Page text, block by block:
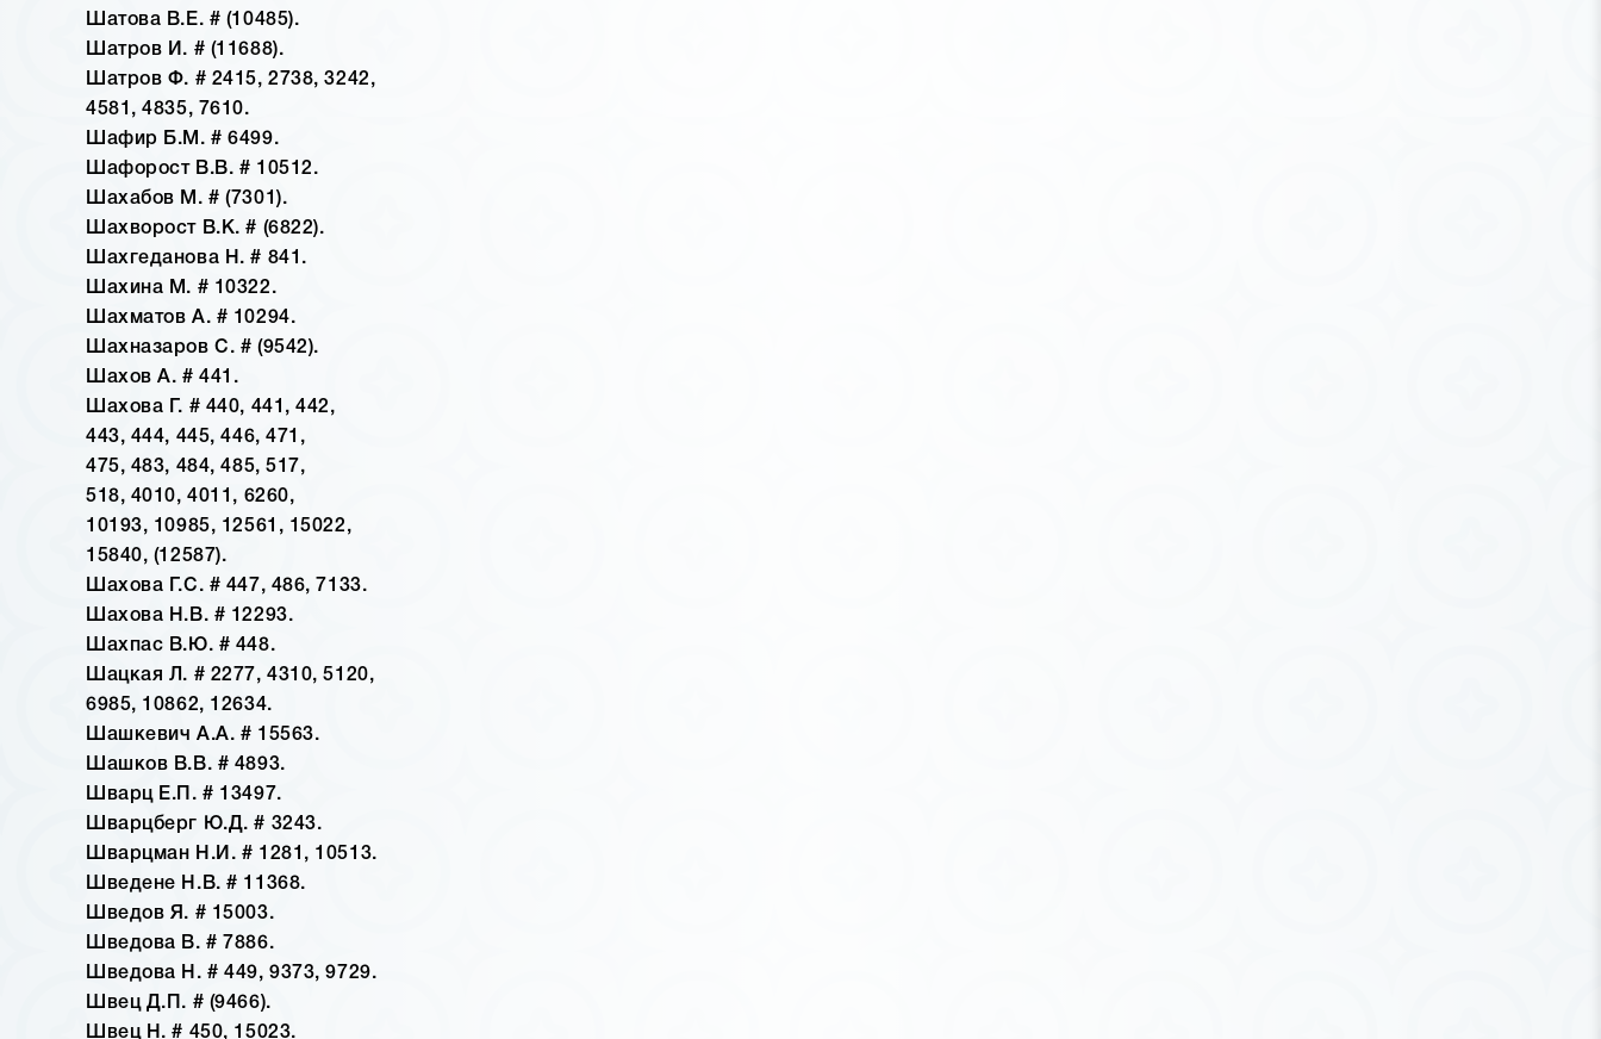
Шатова В.Е. # (10485).
Шатров И. # (11688).
Шатров Ф. # 2415, 2738, 3242,
4581, 4835, 7610.
Шафир Б.М. # 6499.
Шафорост В.В. # 10512.
Шахабов М. # (7301).
Шахворост В.К. # (6822).
Шахгеданова Н. # 841.
Шахина М. # 10322.
Шахматов А. # 10294.
Шахназаров С. # (9542).
Шахов А. # 441.
Шахова Г. # 440, 441, 442,
443, 444, 445, 446, 471,
475, 483, 484, 485, 517,
518, 4010, 4011, 6260,
10193, 10985, 12561, 15022,
15840, (12587).
Шахова Г.С. # 447, 486, 7133.
Шахова Н.В. # 12293.
Шахпас В.Ю. # 448.
Шацкая Л. # 2277, 4310, 5120,
6985, 10862, 12634.
Шашкевич А.А. # 15563.
Шашков В.В. # 4893.
Шварц Е.П. # 13497.
Шварцберг Ю.Д. # 3243.
Шварцман Н.И. # 1281, 10513.
Шведене Н.В. # 11368.
Шведов Я. # 15003.
Шведова В. # 7886.
Шведова Н. # 449, 9373, 9729.
Швец Д.П. # (9466).
Швец Н. # 450, 15023.